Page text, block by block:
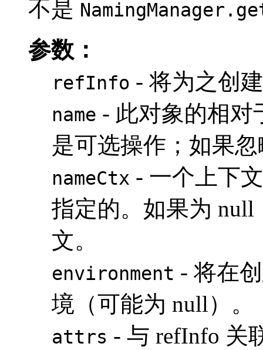
不是
参数：
refInfo - 将为之创
name - 此对象的相
是可选操作；如果
nameCtx - 一个上下
指定的。如果为
文。
environment - 将在
境（可能为 null）。
attrs - 与 refInfo 关